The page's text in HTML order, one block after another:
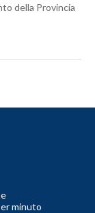
della Provincia
minuto